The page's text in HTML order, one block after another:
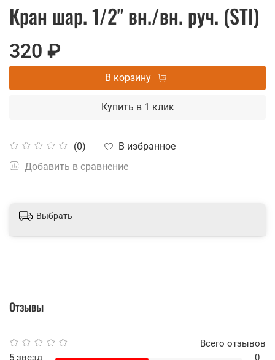
Кран шар. 1/2" вн./вн. руч. (STI)
(0)
В избранное
Добавить в сравнение
320 ₽
В корзину
Купить в 1 клик
Выбрать
Отзывы
Всего отзывов
5 звезд
0